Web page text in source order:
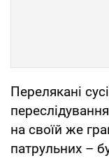
Перелякані
на своїй же
патрульних –